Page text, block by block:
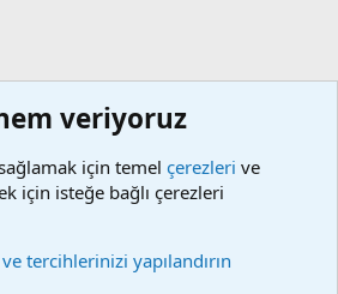
veriyoruz
için temel çerezleri ve
için isteğe bağlı çerezleri
tercihlerinizi yapılandırın